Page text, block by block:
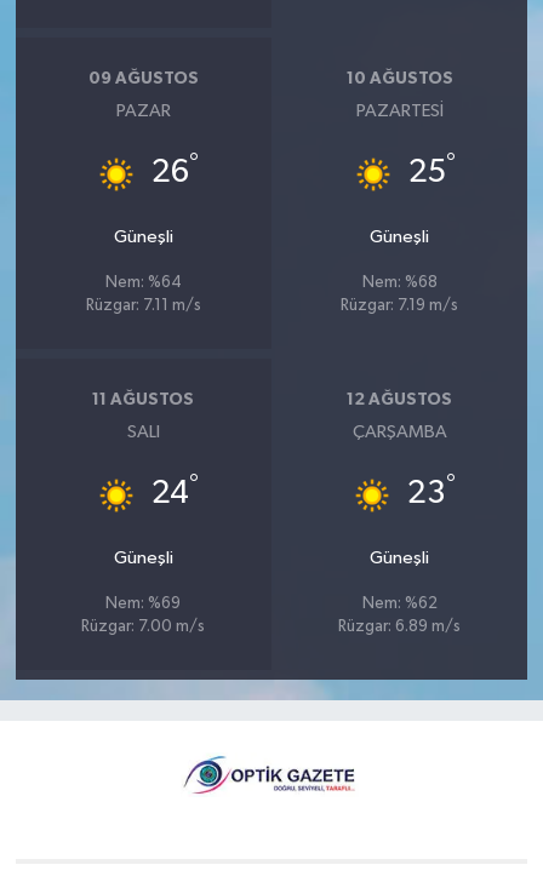
09 AĞUSTOS
PAZAR
26°
Güneşli
Nem: %64
Rüzgar: 7.11 m/s
10 AĞUSTOS
PAZARTESI
25°
Güneşli
Nem: %68
Rüzgar: 7.19 m/s
11 AĞUSTOS
SALI
24°
Güneşli
Nem: %69
Rüzgar: 7.00 m/s
12 AĞUSTOS
ÇARŞAMBA
23°
Güneşli
Nem: %62
Rüzgar: 6.89 m/s